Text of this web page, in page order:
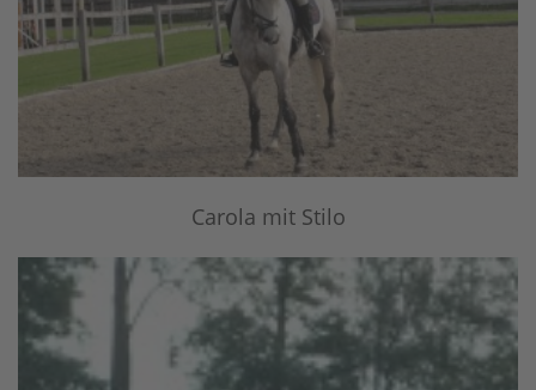
Carola mit Stilo